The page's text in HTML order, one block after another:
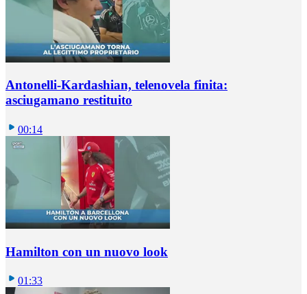
Antonelli-Kardashian, telenovela finita:
asciugamano restituito
00:14
Hamilton con un nuovo look
01:33